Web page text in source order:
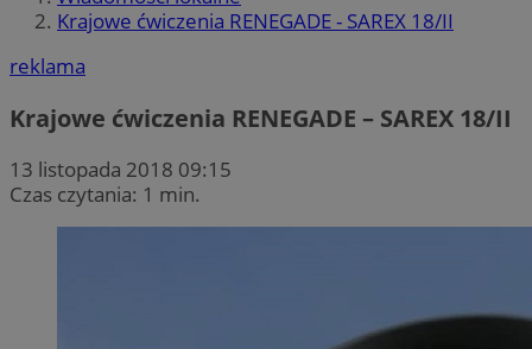
Krajowe ćwiczenia RENEGADE - SAREX 18/II
reklama
Krajowe ćwiczenia RENEGADE – SAREX 18/II
13 listopada 2018 09:15
Czas czytania: 1 min.